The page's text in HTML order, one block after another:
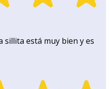
sillita está muy bien y es